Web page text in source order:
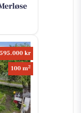
595.000 kr
100 m2